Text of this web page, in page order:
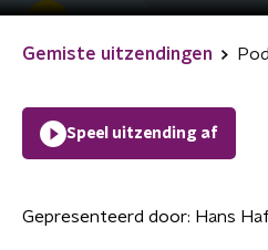
Gemiste uitzendingen
Speel uitzending af
Gepresenteerd door: Hans